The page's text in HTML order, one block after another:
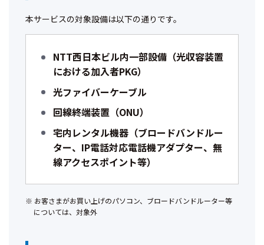
本サービスの対象設備は以下の通りです。
NTT西日本ビル内一部設備（光収容装置
における加入者PKG）
光ファイバーケーブル
回線終端装置（ONU）
宅内レンタル機器（ブロードバンドルー
ター、IP電話対応電話機アダプター、無
線アクセスポイント等）
お客さまがお買い上げのパソコン、ブロードバンドルーター等
については、対象外